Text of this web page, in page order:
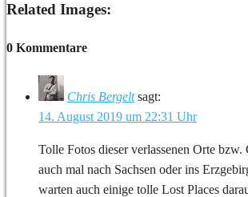
Related Images:
0 Kommentare
Chris Bergelt sagt:
14. August 2019 um 22:31 Uhr
Tolle Fotos dieser verlassenen Orte bzw.
auch mal nach Sachsen oder ins
warten auch einige tolle Lost Places